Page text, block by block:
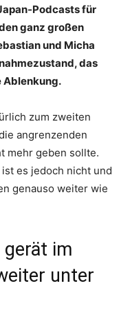
Podcasts für
ganz großen
und Micha
das
Ablenkung.
zum zweiten
angrenzenden
mehr geben sollte.
es jedoch nicht und
genauso weiter wie
im
unter